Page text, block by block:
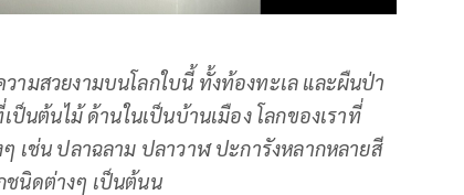
ามสวยงามบนโลกใบนี้ ทั้งท้องทะเล และผืนป่า
นต้นไม้ ด้านในเป็นบ้านเมือง โลกของเราที่
เช่น ปลาฉลาม ปลาวาฬ ปะการังหลากหลายสี
ชนิดต่างๆ เป็นต้นน